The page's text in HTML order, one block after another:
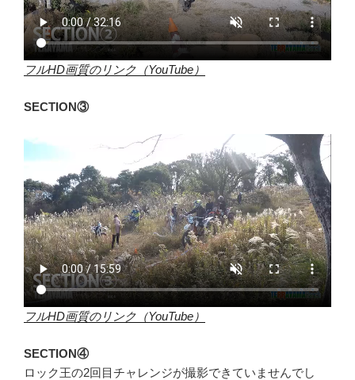
フルHD画質のリンク（YouTube）
SECTION③
フルHD画質のリンク（YouTube）
SECTION④
ロック王の2回目チャレンジが撮影できていませんでし